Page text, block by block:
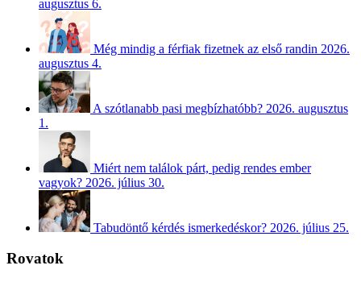
augusztus 6.
Még mindig a férfiak fizetnek az első randin 2026.
augusztus 4.
A szótlanabb pasi megbízhatóbb? 2026. augusztus
1.
Miért nem találok párt, pedig rendes ember
vagyok? 2026. július 30.
Tabudöntő kérdés ismerkedéskor? 2026. július 25.
Rovatok